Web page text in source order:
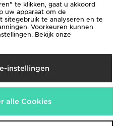
Naar
betaalmethoden
te klikken, gaat u akkoord
uw apparaat om de
sitegebruik te analyseren en te
Voorkeuren kunnen
Bekijk onze
instellingen
alle Cookies